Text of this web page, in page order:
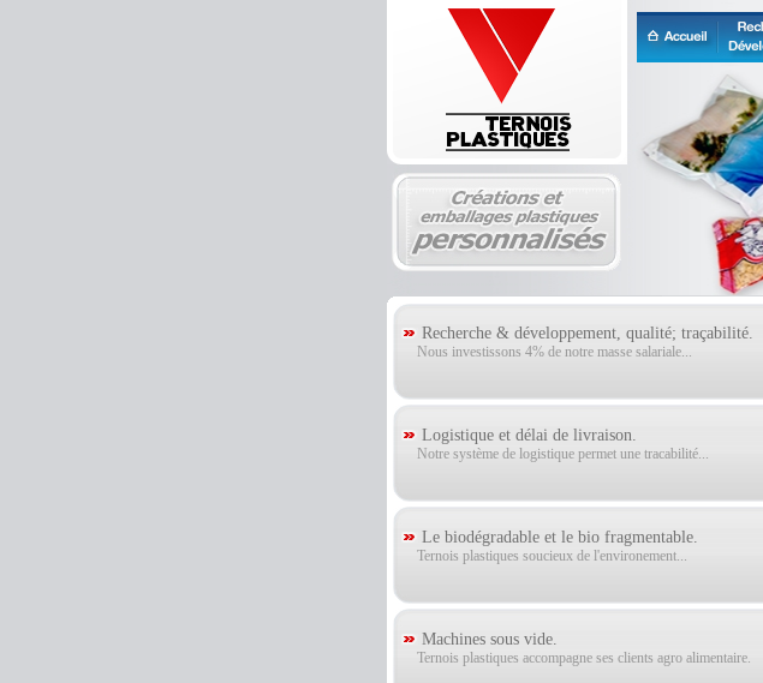
Recherche & développement, qualité; traçabilité.
Nous investissons 4% de notre masse salariale...
Logistique et délai de livraison.
Notre système de logistique permet une tracabilité...
Le biodégradable et le bio fragmentable.
Ternois plastiques soucieux de l'environement...
Machines sous vide.
Ternois plastiques accompagne ses clients agro alimentaire.